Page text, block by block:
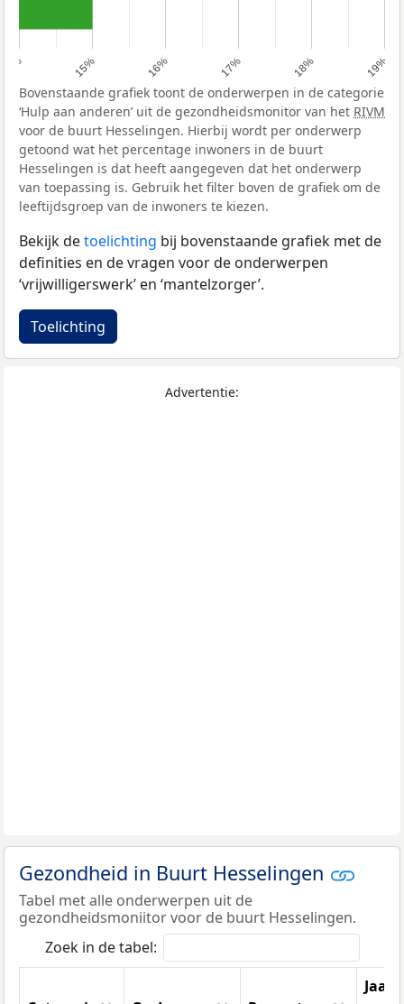
14% 15% 16% 17% 18% 19%
Bovenstaande grafiek toont de onderwerpen in de categorie
‘Hulp aan anderen’ uit de gezondheidsmonitor van het RIVM
voor de buurt Hesselingen. Hierbij wordt per onderwerp
getoond wat het percentage inwoners in de buurt
Hesselingen is dat heeft aangegeven dat het onderwerp
van toepassing is. Gebruik het filter boven de grafiek om de
leeftijdsgroep van de inwoners te kiezen.
Bekijk detoelichting bij bovenstaande grafiek met de
definities en de vragen voor de onderwerpen
‘vrijwilligerswerk’ en ‘mantelzorger’.
Toelichting
Advertentie:
Gezondheid in Buurt Hesselingen
Tabel met alle onderwerpen uit de
gezondheidsmoniitor voor de buurt Hesselingen.
Zoek in de tabel:
Jaar